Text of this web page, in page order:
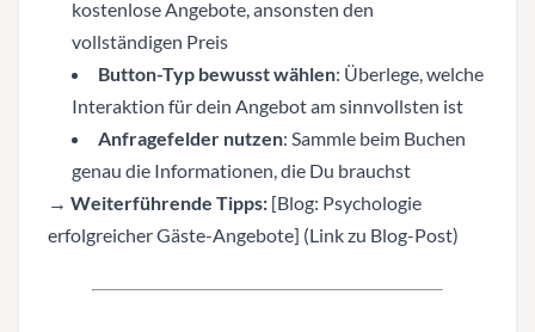
kostenlose Angebote, ansonsten den
vollständigen Preis
Button-Typ bewusst wählen: Überlege, welche
Interaktion für dein Angebot am sinnvollsten ist
Anfragefelder nutzen: Sammle beim Buchen
genau die Informationen, die Du brauchst
→ Weiterführende Tipps: [Blog: Psychologie
erfolgreicher Gäste-Angebote] (Link zu Blog-Post)